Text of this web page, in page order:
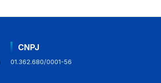
CNPJ
01.362.680/0001-56